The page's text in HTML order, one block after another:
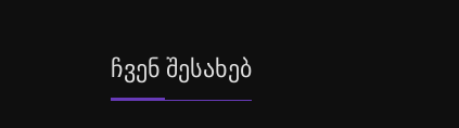
Ჩვენ Შესახებ